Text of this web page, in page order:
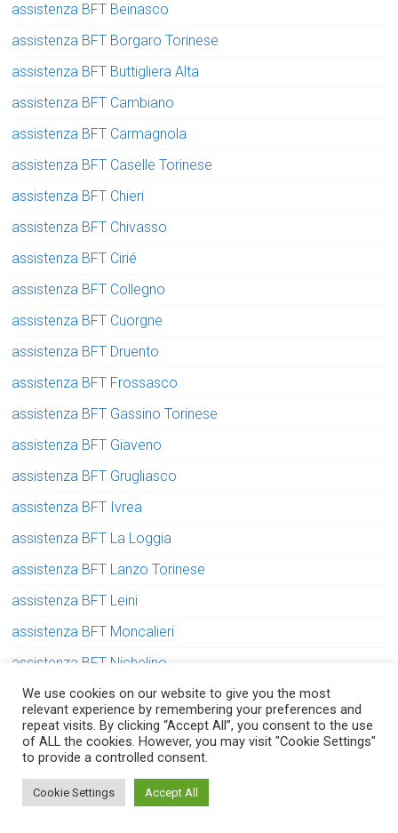
assistenza BFT Beinasco
assistenza BFT Borgaro Torinese
assistenza BFT Buttigliera Alta
assistenza BFT Cambiano
assistenza BFT Carmagnola
assistenza BFT Caselle Torinese
assistenza BFT Chieri
assistenza BFT Chivasso
assistenza BFT Cirié
assistenza BFT Collegno
assistenza BFT Cuorgne
assistenza BFT Druento
assistenza BFT Frossasco
assistenza BFT Gassino Torinese
assistenza BFT Giaveno
assistenza BFT Grugliasco
assistenza BFT Ivrea
assistenza BFT La Loggia
assistenza BFT Lanzo Torinese
assistenza BFT Leini
assistenza BFT Moncalieri
assistenza BFT Nichelino
assistenza BFT None
assistenza BFT Orbassano
assistenza BFT Pecetto Torinese
assistenza BFT Pinerolo
We use cookies on our website to give you the most
relevant experience by remembering your preferences and
repeat visits. By clicking “Accept All”, you consent to the use
of ALL the cookies. However, you may visit "Cookie Settings"
to provide a controlled consent.
Cookie Settings Accept All
Serve aiuto? Chiedi con fiducia!